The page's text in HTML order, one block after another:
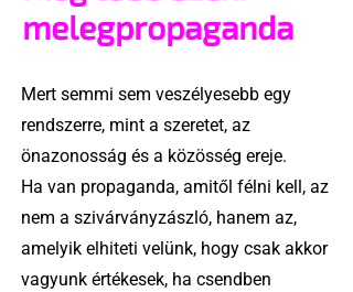
melegpropaganda
Mert semmi sem veszélyesebb egy
rendszerre, mint a szeretet, az
önazonosság és a közösség ereje.
Ha van propaganda, amitől félni kell, az
nem a szivárványzászló, hanem az,
amelyik elhiteti velünk, hogy csak akkor
vagyunk értékesek, ha csendben